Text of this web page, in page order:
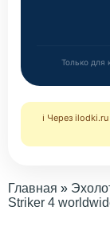
Только для
ℹ️ Через
Главная »
Striker 4